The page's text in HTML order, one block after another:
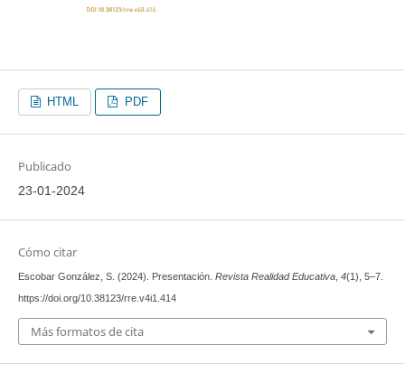
HTML PDF
Publicado
23-01-2024
Cómo citar
Escobar González, S. (2024). Presentación. Revista Realidad Educativa, 4(1), 5–7.
https://doi.org/10.38123/rre.v4i1.414
Más formatos de cita